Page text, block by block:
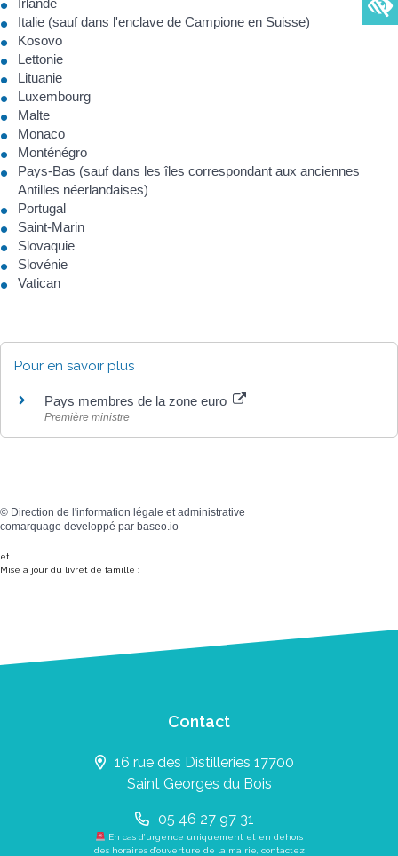
Irlande
Italie (sauf dans l'enclave de Campione en Suisse)
Kosovo
Lettonie
Lituanie
Luxembourg
Malte
Monaco
Monténégro
Pays-Bas (sauf dans les îles correspondant aux anciennes
Antilles néerlandaises)
Portugal
Saint-Marin
Slovaquie
Slovénie
Vatican
Pour en savoir plus
Pays membres de la zone euro
Première ministre
© Direction de l'information légale et administrative
comarquage developpé par baseo.io
et
Mise à jour du livret de famille :
Contact
16 rue des Distilleries 17700
Saint Georges du Bois
05 46 27 97 31
En cas d’urgence uniquement et en dehors
des horaires d’ouverture de la mairie, contactez